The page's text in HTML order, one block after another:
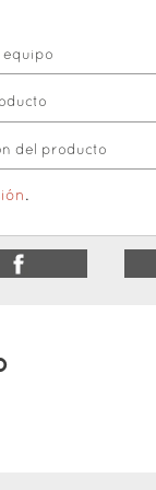
equipo
del producto
.